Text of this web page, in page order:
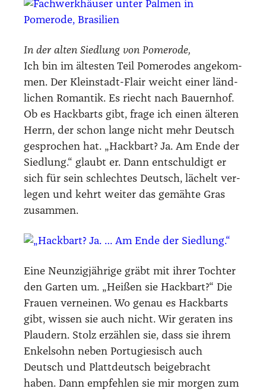
In der alten Sied­lung von Pomero­de,
Ich bin im ältes­ten Teil Pomero­des ange­kom­
men. Der Klein­stadt-Flair weicht einer länd­
li­chen Roman­tik. Es riecht nach Bau­ern­hof.
Ob es Hack­barts gibt, fra­ge ich einen älte­ren
Herrn, der schon lan­ge nicht mehr Deutsch
gespro­chen hat. „Hack­bart? Ja. Am Ende der
Sied­lung.“ glaubt er. Dann ent­schul­digt er
sich für sein schlech­tes Deutsch, lächelt ver­
le­gen und kehrt wei­ter das gemäh­te Gras
zusam­men.
Eine Neun­zig­jäh­ri­ge gräbt mit ihrer Toch­ter
den Gar­ten um. „Hei­ßen sie Hack­bart?“ Die
Frau­en ver­nei­nen. Wo genau es Hack­barts
gibt, wis­sen sie auch nicht. Wir gera­ten ins
Plau­dern. Stolz erzäh­len sie, dass sie ihrem
Enkel­sohn neben Por­tu­gie­sisch auch
Deutsch und Platt­deutsch bei­gebracht
haben. Dann emp­feh­len sie mir mor­gen zum